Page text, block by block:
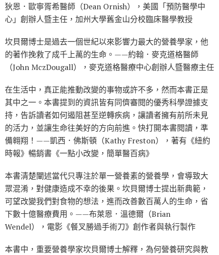
狄恩．歐寧胥希醫師（Dean Ornish），美國「預防醫學中
心」創辦人暨主任，加州大學舊金山分校臨床醫學教授
坎貝爾博士是過去一個世紀以來影響力最大的營養學家，他
的著作挽救了成千上萬的生命。——約翰．麥克道格醫師
（John MczDougall），麥克道格醫療中心創辦人暨醫療主任
在生活中，真正能推動改變的事物或許不多，然而本書正是
其中之一。本書提到的資訊皆有同儕審閱的優秀科學證據支
持，告訴讀者如何遏阻甚至逆轉疾病，讓讀者擁有前所未見
的活力，並讓生命往美好的方向前進。快打開本書閱讀，準
備翱翔！——凱西．佛斯頓（Kathy Freston），著有《紐約
時報》暢銷書《一點小改變，簡單醫百病》
本書清楚闡述當代只專注於單一營養素的營養學，會導致大
眾混淆，對健康造成不幸的後果。坎貝爾博士提出新典範，
可望改變我們對食物的想法，進而改善數百萬人的生命，省
下數十億醫療費用。——布萊恩．溫德爾（Brian
Wendel），電影《餐叉勝過手術刀》創作者與執行製作
本書中，重要營養學家坎貝爾博士解釋，為何營養研究與教